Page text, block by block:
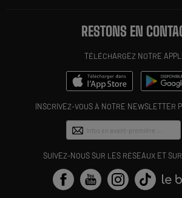
RESTONS EN
TÉLÉCHARGEZ NOTRE
INSCRIVEZ-VOUS À NOTRE NEWSLETTER
SUIVEZ-NOUS SUR LES RÉSEAUX ET